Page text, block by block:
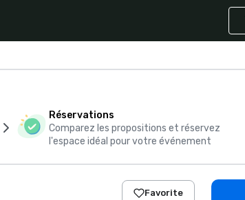
Réservations
Comparez les propositions et réservez
l'espace idéal pour votre événement
Favorite